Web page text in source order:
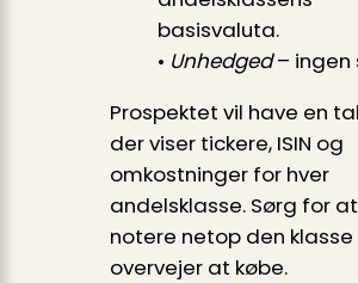
basisvaluta.
• Unhedged– ingen
Prospektet vil have en
der viser tickere, ISIN og
omkostninger for hver
andelsklasse. Sørg for at
notere netop den klasse
overvejer at købe.